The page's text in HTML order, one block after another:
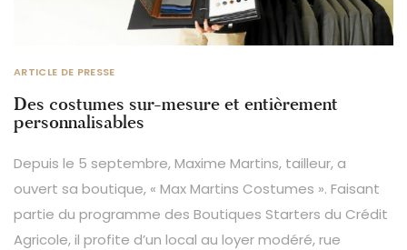
ARTICLE DE PRESSE
Des costumes sur-mesure et entièrement
personnalisables
Depuis le 5 septembre, Maxime Martins, tailleur, a
ouvert sa boutique, « Max Martins Costumes ». Faisant
partie du programme des Boutiques Starters du Crédit
Agricole, il profite d’un local au loyer modéré, rue